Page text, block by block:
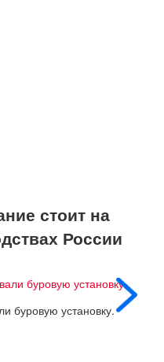
стоит на
России
буровую установку.